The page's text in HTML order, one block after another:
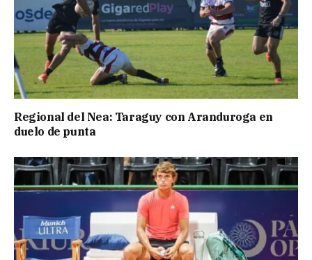
Regional del Nea: Taraguy con Aranduroga en
duelo de punta